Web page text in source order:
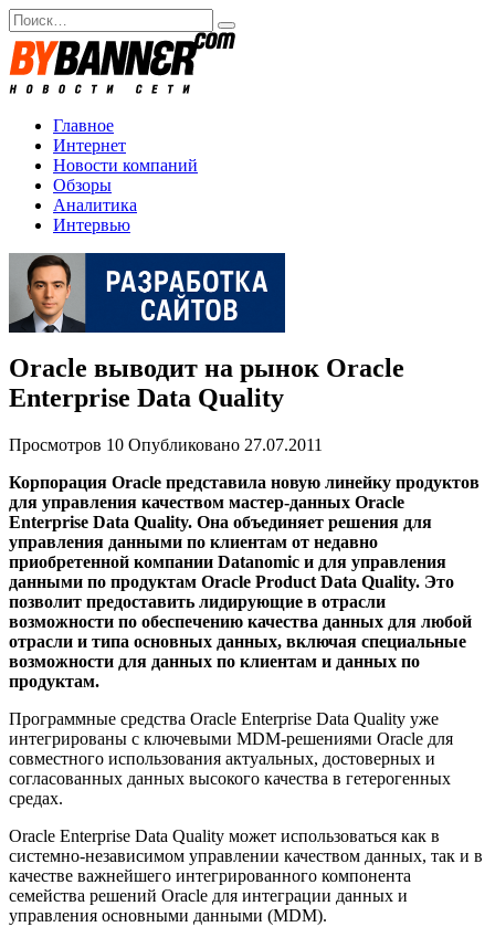
Перейти
к
содержанию
Search
for:
Главное
Интернет
Новости компаний
Обзоры
Аналитика
Интервью
Oracle выводит на рынок Oracle
Enterprise Data Quality
Просмотров 10 Опубликовано 27.07.2011
Корпорация Oracle представила новую линейку продуктов
для управления качеством мастер-данных Oracle
Enterprise Data Quality. Она объединяет решения для
управления данными по клиентам от недавно
приобретенной компании Datanomic и для управления
данными по продуктам Oracle Product Data Quality. Это
позволит предоставить лидирующие в отрасли
возможности по обеспечению качества данных для любой
отрасли и типа основных данных, включая специальные
возможности для данных по клиентам и данных по
продуктам.
Программные средства Oracle Enterprise Data Quality уже
интегрированы с ключевыми MDM-решениями Oracle для
совместного использования актуальных, достоверных и
согласованных данных высокого качества в гетерогенных
средах.
Oracle Enterprise Data Quality может использоваться как в
системно-независимом управлении качеством данных, так и в
качестве важнейшего интегрированного компонента
семейства решений Oracle для интеграции данных и
управления основными данными (MDM).